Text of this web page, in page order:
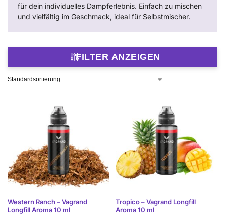
für dein individuelles Dampferlebnis. Einfach zu mischen
und vielfältig im Geschmack, ideal für Selbstmischer.
FILTER ANZEIGEN
Western Ranch – Vagrand
Longfill Aroma 10 ml
Tropico – Vagrand Longfill
Aroma 10 ml